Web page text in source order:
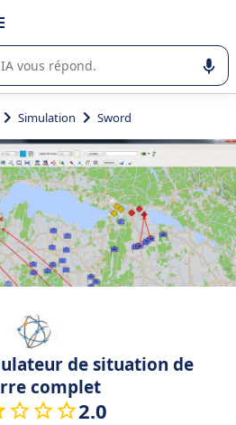
l'utilisation ou la sélection de
Simulation Sword
de situation de
complet
2.0